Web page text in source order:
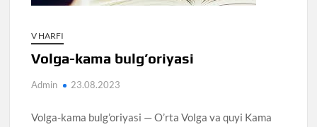
V HARFI
Volga-kama bulg’oriyasi
Admin 23.08.2023
Volga-kama bulg’oriyasi — O’rta Volga va quyi Kama